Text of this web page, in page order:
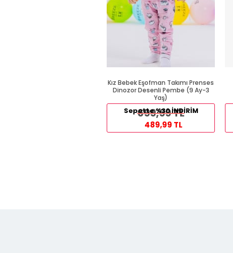
Kız Bebek Eşofman Takımı Prenses
Dinozor Desenli Pembe (9 Ay-3
Yaş)
699,99 TL
Sepette %30 İNDİRİM
489,99 TL